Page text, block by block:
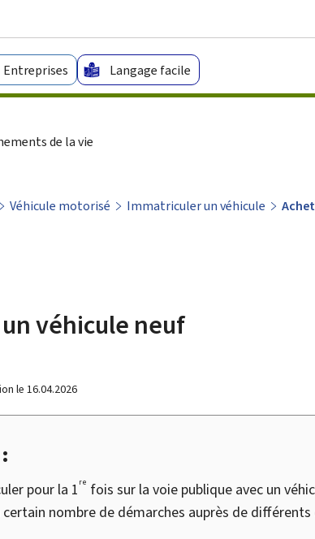
Entreprises Langage facile
de la vie
Véhicule motorisé Immatriculer un véhicule
véhicule neuf
le 16.04.2026
pour la 1re fois sur la voie publique avec un
nombre de démarches auprès de